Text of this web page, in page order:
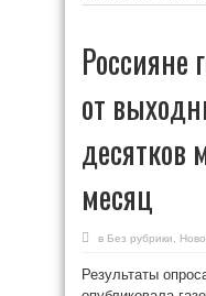
Россияне
от
десятков
месяц
в Без рубрики
Результаты